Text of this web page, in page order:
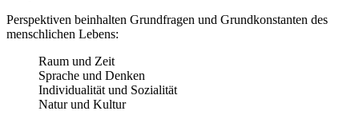
Perspektiven beinhalten Grundfragen und Grundkonstanten des
menschlichen Lebens:
Raum und Zeit
Sprache und Denken
Individualität und Sozialität
Natur und Kultur